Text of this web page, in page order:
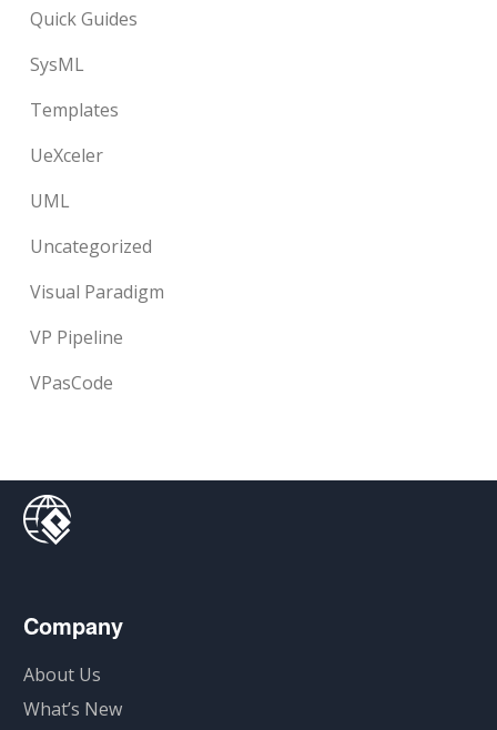
Quick Guides
SysML
Templates
UeXceler
UML
Uncategorized
Visual Paradigm
VP Pipeline
VPasCode
Company
About Us
What’s New